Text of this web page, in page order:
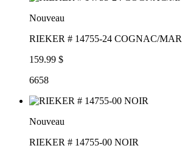
Nouveau
RIEKER # 14755-24 COGNAC/
159.99 $
6658
Nouveau
RIEKER # 14755-00 NOIR